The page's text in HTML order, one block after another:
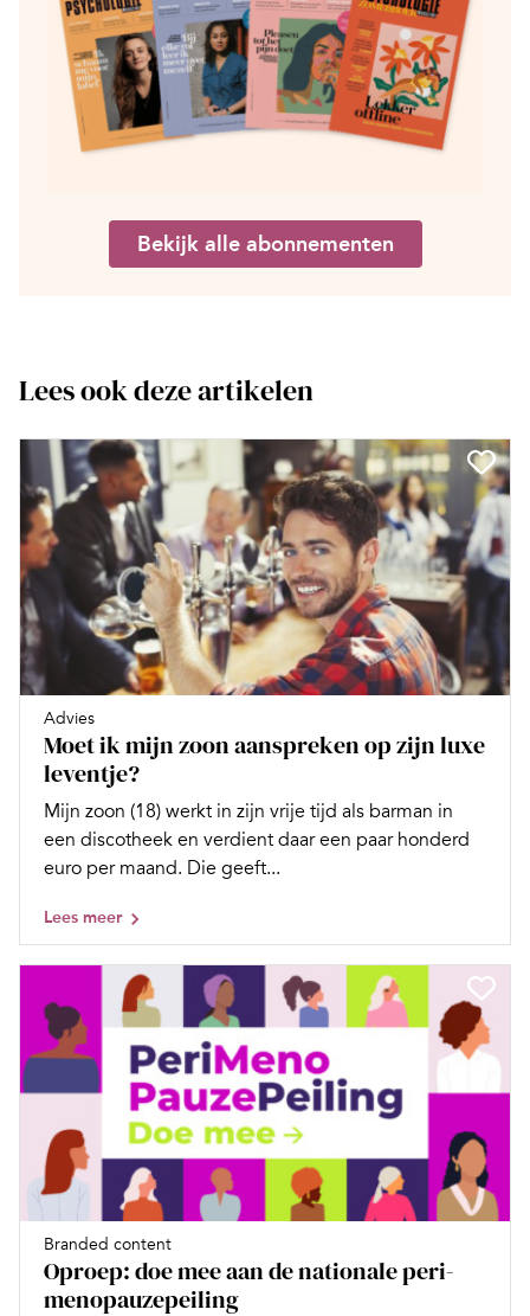
Bekijk alle abonnementen
Lees ook deze artikelen
Advies
Moet ik mijn zoon aanspreken op zijn luxe
leventje?
Mijn zoon (18) werkt in zijn vrije tijd als barman in
een discotheek en verdient daar een paar honderd
euro per maand. Die geeft...
Lees meer
Branded content
Oproep: doe mee aan de nationale peri-
menopauzepeiling